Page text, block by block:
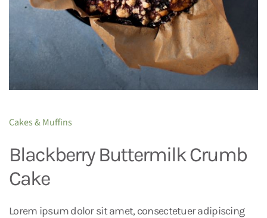
Cakes & Muffins
Blackberry Buttermilk Crumb
Cake
Lorem ipsum dolor sit amet, consectetuer adipiscing